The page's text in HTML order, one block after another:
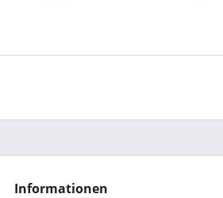
Informationen